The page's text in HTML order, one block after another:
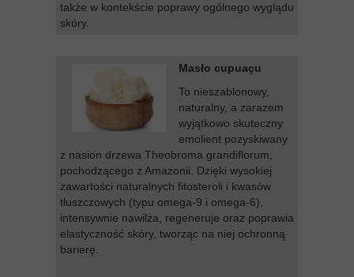
także w kontekście poprawy ogólnego wyglądu
skóry.
Masło cupuaçu
To nieszablonowy,
naturalny, a zarazem
wyjątkowo skuteczny
emolient pozyskiwany
z nasion drzewa Theobroma grandiflorum,
pochodzącego z Amazonii. Dzięki wysokiej
zawartości naturalnych fitosteroli i kwasów
tłuszczowych (typu omega-9 i omega-6),
intensywnie nawilża, regeneruje oraz poprawia
elastyczność skóry, tworząc na niej ochronną
barierę.